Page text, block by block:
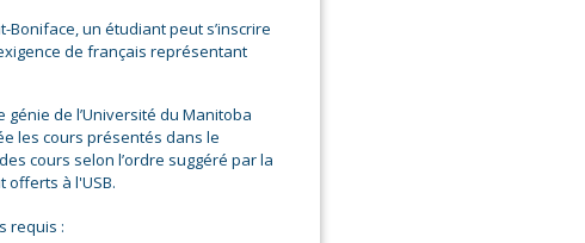
Boniface, un étudiant peut s’inscrire
de français représentant
génie de l’Université du Manitoba
les cours présentés dans le
cours selon l’ordre suggéré par la
offerts à l'USB.
requis :